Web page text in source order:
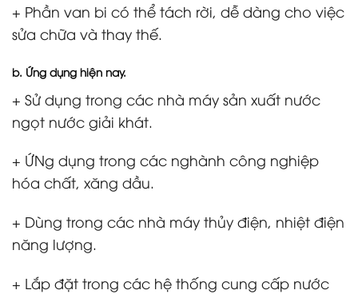
+ Phần van bi có thể tách rời, dễ dàng cho việc
sửa chữa và thay thế.
b. Ứng dụng hiện nay.
+ Sử dụng trong các nhà máy sản xuất nước
ngọt nước giải khát.
+ ỨNg dụng trong các nghành công nghiệp
hóa chất, xăng dầu.
+ Dùng trong các nhà máy thủy điện, nhiệt điện
năng lượng.
+ Lắp đặt trong các hệ thống cung cấp nước